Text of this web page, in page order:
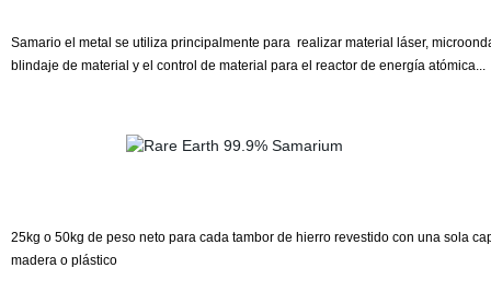
Samario el metal se utiliza principalmente para realizar material láser,
blindaje de material y el control de material para el reactor de energía atómica...
25kg o 50kg de peso neto para cada tambor de hierro revestido con una sola
madera o plástico